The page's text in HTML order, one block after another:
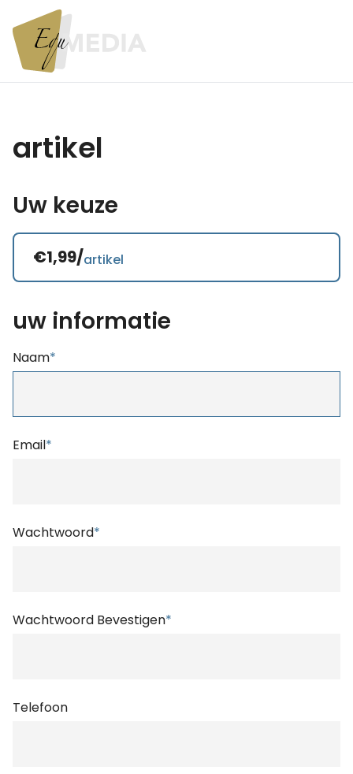
artikel
Uw keuze
€1,99/artikel
uw informatie
Naam*
Email*
Wachtwoord*
Wachtwoord Bevestigen*
Telefoon